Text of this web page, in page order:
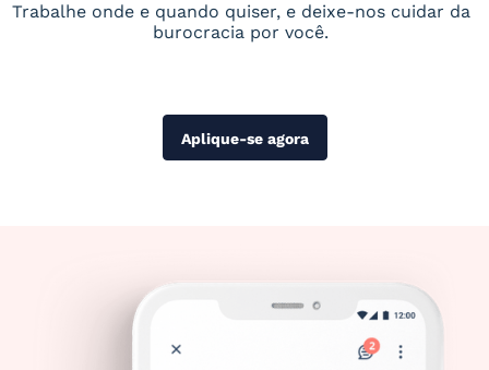
Trabalhe onde e quando quiser, e deixe-nos cuidar da
burocracia por você.
Aplique-se agora